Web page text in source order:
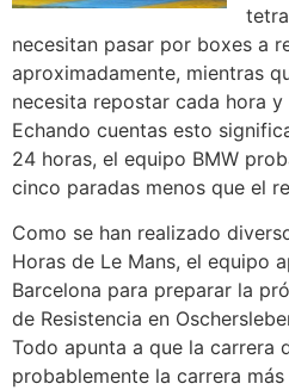
necesitan pasar por boxes a
aproximadamente, mientras
necesita repostar cada hora
Echando cuentas esto
24 horas, el equipo BMW
cinco paradas menos que el
Como se han realizado
Horas de Le Mans, el equipo
Barcelona para preparar la
de Resistencia en
Todo apunta a que la carrera
probablemente la carrera